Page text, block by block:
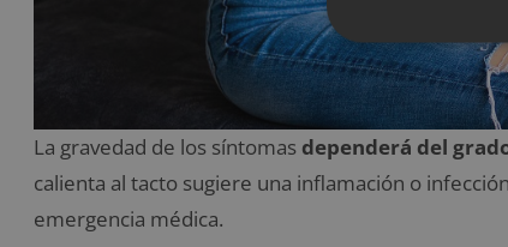
La gravedad de los síntomas dependerá del
calienta al tacto sugiere una inflamación o
emergencia médica.